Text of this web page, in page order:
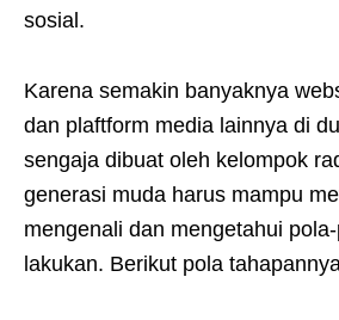
sosial.
Karena semakin banyaknya
dan plaftform media lainnya di
sengaja dibuat oleh kelompok
generasi muda harus mampu
mengenali dan mengetahui
lakukan. Berikut pola